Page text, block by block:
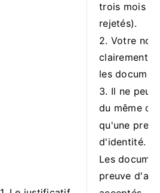
trois mois
rejetés).
2. Votre
clairement
les
3. Il ne peut
du même
qu'une
d'identité.
Les
preuve